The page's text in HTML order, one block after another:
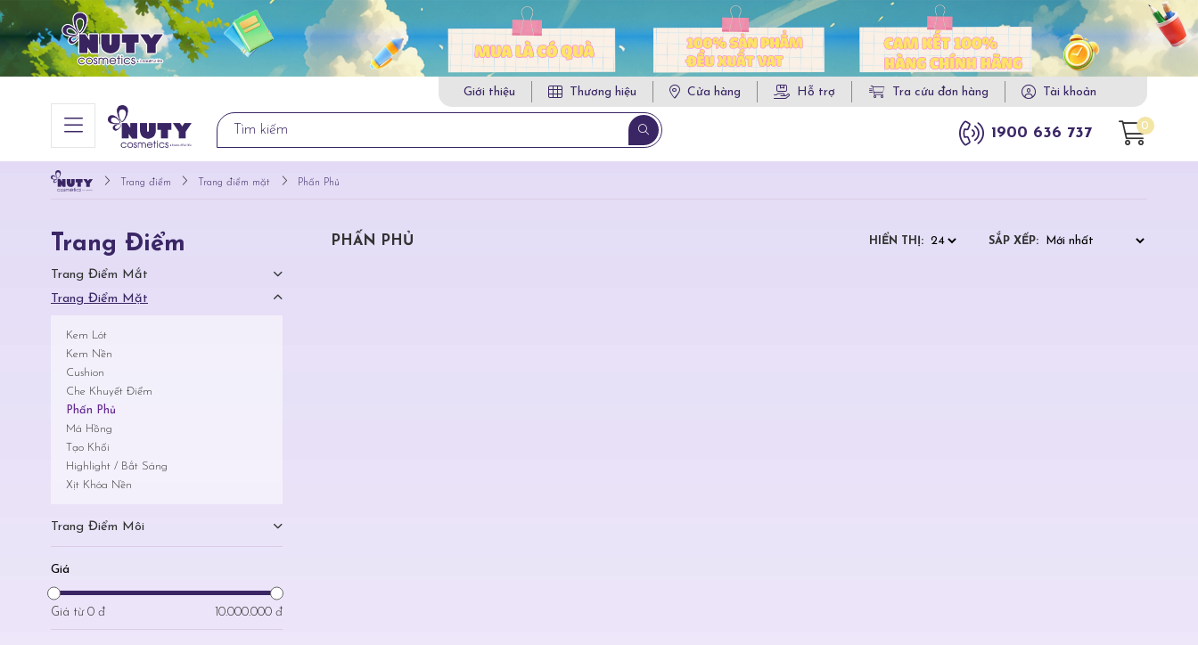
Giới thiệu Thương hiệu Cửa hàng Hỗ trợ Tra cứu đơn hàng Tài khoản
1900 636 737 0
Trang điểm Trang điểm mặt Phấn Phủ
Trang Điểm
Trang Điểm Mắt
Trang Điểm Mặt
Kem Lót
Kem Nền
Cushion
Che Khuyết Điểm
Phấn Phủ
Má Hồng
Tạo Khối
Highlight / Bắt Sáng
Xịt Khóa Nền
Trang Điểm Môi
Giá
Giá từ 0 đ 10.000.000 đ
PHẤN PHỦ HIỂN THỊ: SẮP XẾP: